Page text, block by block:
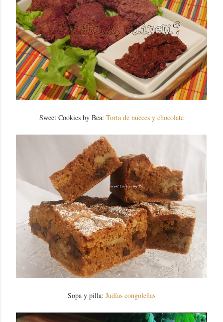
Sweet Cookies by Bea: Torta de nueces y chocolate
Sopa y pilla: Judías congoleñas